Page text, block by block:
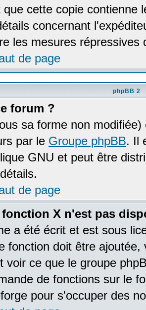
cette copie contienne
concernant
les mesures répressives
de page
phpBB 2
forum ?
sa forme non
par le Groupe phpBB. Il
GNU et peut être
de page
X n'est pas
a été écrit et est sous
fonction doit être
voir ce que le groupe
de fonctions sur le
pour s'occuper des